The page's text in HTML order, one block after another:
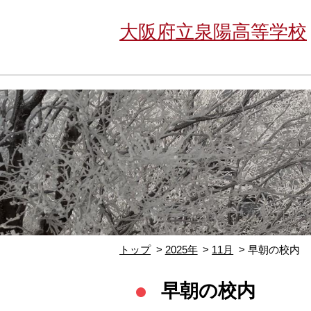
大阪府立泉陽高等学校
トップ 2025年 11月 早朝の校内
早朝の校内